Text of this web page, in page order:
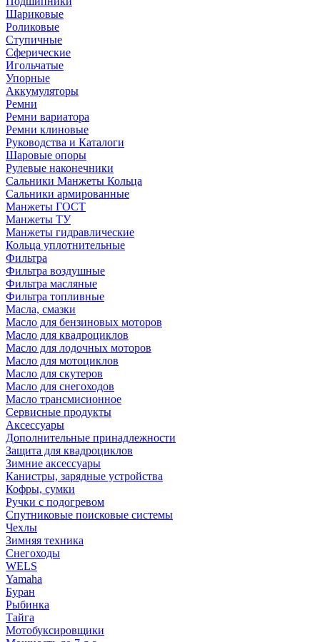
Шариковые
Роликовые
Ступичные
Сферические
Игольчатые
Упорные
Аккумуляторы
Ремни
Ремни вариатора
Ремни клиновые
Руководства и Каталоги
Шаровые опоры
Рулевые наконечники
Сальники Манжеты Кольца
Сальники армированные
Манжеты ГОСТ
Манжеты ТУ
Манжеты гидравлические
Кольца уплотнительные
Фильтра
Фильтра воздушные
Фильтра масляные
Фильтра топливные
Масла, смазки
Масло для бензиновых моторов
Масло для квадроциклов
Масло для лодочных моторов
Масло для мотоциклов
Масло для скутеров
Масло для снегоходов
Масло трансмисионное
Сервисные продукты
Аксессуары
Дополнительные принадлежности
Защита для квадроциклов
Зимние аксессуары
Канистры, зарядные устройства
Кофры, сумки
Ручки с подогревом
Спутниковые поисковые системы
Чехлы
Зимняя техника
Снегоходы
WELS
Yamaha
Буран
Рыбинка
Тайга
Мотобуксировщики